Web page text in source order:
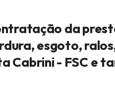
da
esgoto,
Cabrini - FSC e